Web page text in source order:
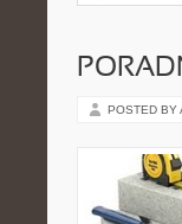
POSTED BY